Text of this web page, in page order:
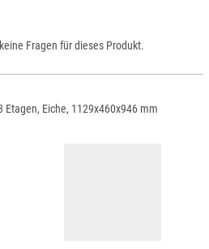
Fragen für dieses Produkt.
Eiche, 1129x460x946 mm